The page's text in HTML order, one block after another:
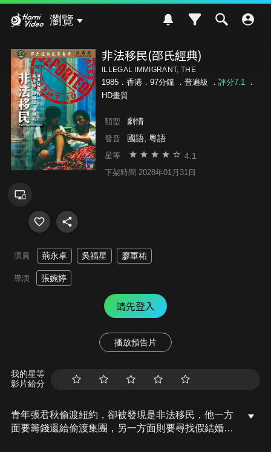
瀏覽
非法移民(邵氏經典)
ILLEGAL IMMIGRANT, THE
1985．香港．97分鐘 ． 普遍級 ． 評分7.1．
HD畫質
類型 劇情
發音 國語, 粵語
星等 4.1
下架時間 2028年01月31日
演員 荊永卓 吳福星 廖軍祐
導演 張婉婷
請先登入
播放預告片
我的星等
影片給分
青年張君秋偷渡紐約，卻被發現是非法移民，他一方
面要籌錢還給偷渡集團，另一方面則要尋找假結婚對